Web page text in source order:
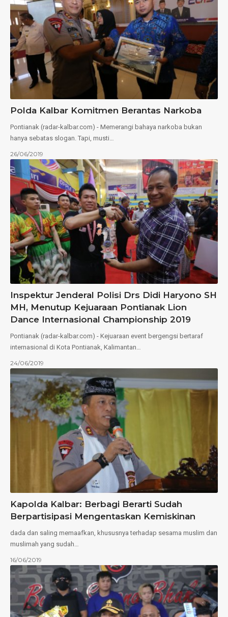
Polda Kalbar Komitmen Berantas Narkoba
Pontianak (radar-kalbar.com) - Memerangi bahaya narkoba bukan
hanya sebatas slogan. Tapi, musti…
26/06/2019
Inspektur Jenderal Polisi Drs Didi Haryono SH
MH, Menutup Kejuaraan Pontianak Lion
Dance Internasional Championship 2019
Pontianak (radar-kalbar.com) - Kejuaraan event bergengsi bertaraf
internasional di Kota Pontianak, Kalimantan…
24/06/2019
Kapolda Kalbar: Berbagi Berarti Sudah
Berpartisipasi Mengentaskan Kemiskinan
dada dan saling memaafkan, khususnya terhadap sesama muslim dan
muslimah yang sudah…
16/06/2019